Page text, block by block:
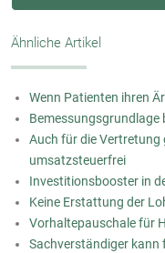
Ähnliche Artikel
Wenn Patienten ihren
Bemessungsgrundlage
Auch für die
umsatzsteuerfrei
Investitionsbooster in
Keine Erstattung der
Vorhaltepauschale für
Sachverständiger kann